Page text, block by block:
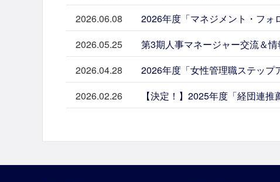
2026.06.08
2026年度「マネジメント・フォ
2026.05.25
第3期人事マネージャー交流＆
2026.04.28
2026年度「女性管理職ステップ
2026.02.26
【決定！】2025年度「経団連